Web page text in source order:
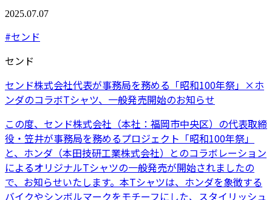
2025.07.07
#センド
センド
センド株式会社代表が事務局を務める「昭和100年祭」×ホ
ンダのコラボTシャツ、一般発売開始のお知らせ
この度、センド株式会社（本社：福岡市中央区）の代表取締
役・笠井が事務局を務めるプロジェクト「昭和100年祭」
と、ホンダ（本田技研工業株式会社）とのコラボレーション
によるオリジナルTシャツの一般発売が開始されましたの
で、お知らせいたします。本Tシャツは、ホンダを象徴する
バイクやシンボルマークをモチーフにした、スタイリッシュ